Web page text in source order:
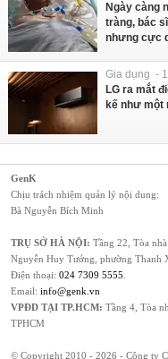
Ngày càng
tràng, bác
nhưng cực
Gia dụng -
LG ra mắt
kế như một
GenK
Chịu trách nhiệm quản lý nội dung:
Bà Nguyễn Bích Minh
TRỤ SỞ HÀ NỘI: Tầng 22, Tòa
Nguyễn Huy Tưởng, phường Thanh
Điện thoại: 024 7309 5555
Email: info@genk.vn
VPĐD TẠI TP.HCM: Tầng 4, Tòa
TPHCM
© Copyright 2010 - 2026 - Công ty